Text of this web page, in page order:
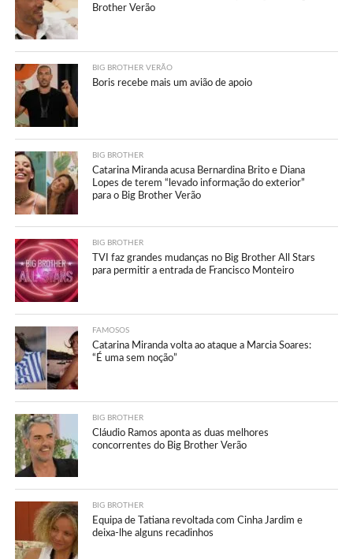
Brother Verão
BIG BROTHER VERÃO
Boris recebe mais um avião de apoio
BIG BROTHER
Catarina Miranda acusa Bernardina Brito e Diana
Lopes de terem “levado informação do exterior”
para o Big Brother Verão
BIG BROTHER
TVI faz grandes mudanças no Big Brother All Stars
para permitir a entrada de Francisco Monteiro
FAMOSOS
Catarina Miranda volta ao ataque a Marcia Soares:
“É uma sem noção”
BIG BROTHER
Cláudio Ramos aponta as duas melhores
concorrentes do Big Brother Verão
BIG BROTHER
Equipa de Tatiana revoltada com Cinha Jardim e
deixa-lhe alguns recadinhos